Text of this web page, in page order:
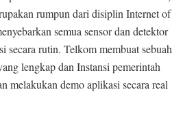
rumpun dari disiplin Internet of
semua sensor dan detektor
secara rutin. Telkom membuat sebuah
lengkap dan Instansi pemerintah
melakukan demo aplikasi secara real